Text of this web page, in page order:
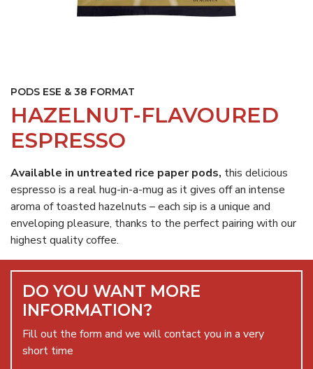
PODS ESE & 38 FORMAT
HAZELNUT-FLAVOURED
ESPRESSO
Available in untreated rice paper pods, this delicious
espresso is a real hug-in-a-mug as it gives off an intense
aroma of toasted hazelnuts – each sip is a unique and
enveloping pleasure, thanks to the perfect pairing with our
highest quality coffee.
DO YOU WANT MORE
INFORMATION?
Fill out the form and we will contact you in a very
short time